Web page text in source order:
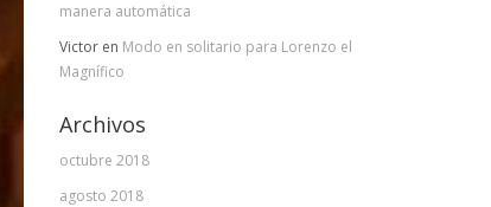
manera automática
Victoren Modo en solitario para Lorenzo el
Magnífico
Archivos
octubre 2018
agosto 2018